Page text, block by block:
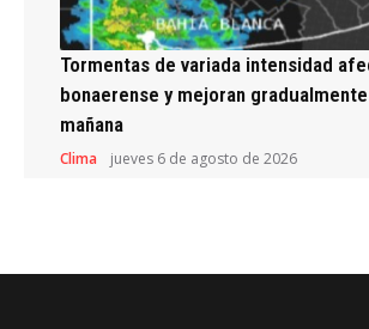
Tormentas de variada intensidad
bonaerense y mejoran
mañana
Clima jueves 6 de agosto de 2026